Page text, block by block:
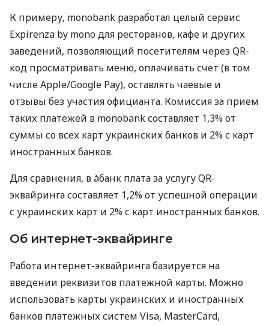
К примеру, monobank разработал целый сервис
Expirenza by mono для ресторанов, кафе и других
заведений, позволяющий посетителям через QR-
код просматривать меню, оплачивать счет (в том
числе Apple/Google Pay), оставлять чаевые и
отзывы без участия официанта. Комиссия за прием
таких платежей в monobank составляет 1,3% от
суммы со всех карт украинских банков и 2% с карт
иностранных банков.
Для сравнения, в àбанк плата за услугу QR-
эквайринга составляет 1,2% от успешной операции
с украинских карт и 2% с карт иностранных банков.
Об интернет-эквайринге
Работа интернет-эквайринга базируется на
введении реквизитов платежной карты. Можно
использовать карты украинских и иностранных
банков платежных систем Visa, MasterCard,